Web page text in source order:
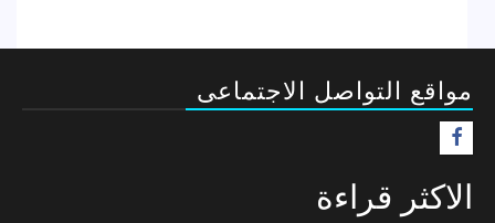
مواقع التواصل الاجتماعى
الاكثر قراءة